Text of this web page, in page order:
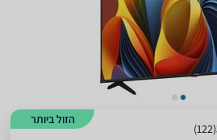
הזול ביותר
(
122
)